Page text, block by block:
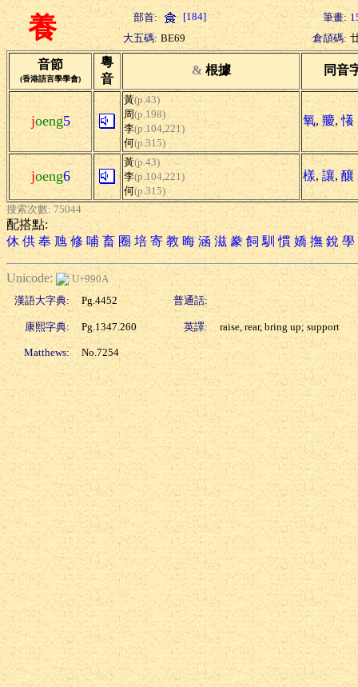
養 部首: [184] 筆畫:
大五碼: BE69 倉頡碼:
音節
(香港語言學學會)
粵
音
& 根據 同音
joeng5
黃(p.43)
周(p.198)
李(p.104,221)
何(p.315)
氧, 羻,懩
joeng6
黃(p.43)
李(p.104,221)
何(p.315)
樣, 讓,釀
搜索次數: 75044
配搭點:
休 供 奉 虺 修 哺 畜 圈 培 寄 教 晦 涵 滋 豢 飼 馴 慣 嬌 撫 銳 學
Unicode:
U+990A
漢語大字典:
Pg.4452 普通話:
康熙字典: Pg.1347.260 英譯: raise, rear, bring up; support
Matthews: No.7254